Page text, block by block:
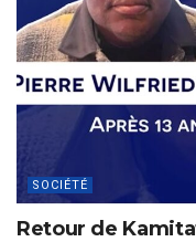
SOCIÉTÉ
Retour de